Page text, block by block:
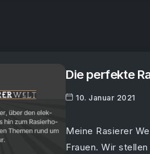
Die perfekte
10. Januar 2021
Meine Rasierer
Frauen. Wir